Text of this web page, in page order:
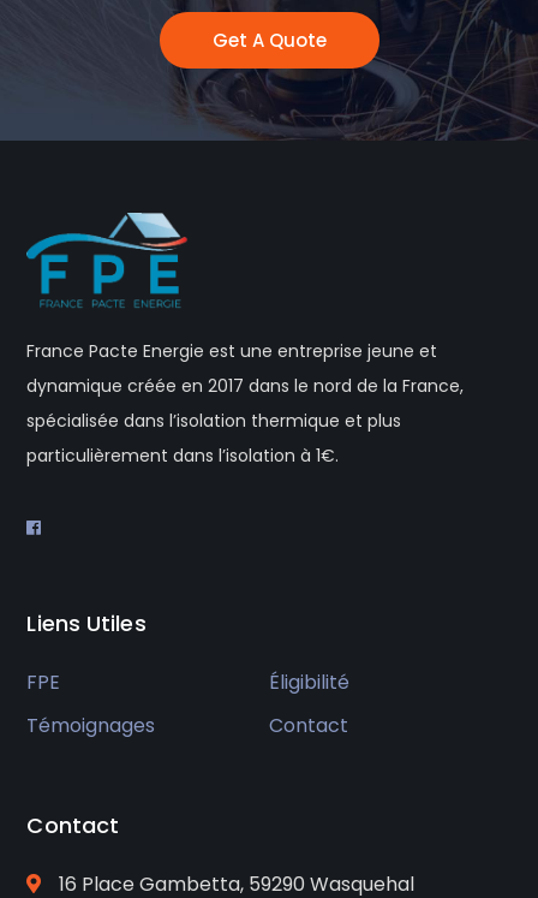
Get A Quote
France Pacte Energie est une entreprise jeune et
dynamique créée en 2017 dans le nord de la France,
spécialisée dans l’isolation thermique et plus
particulièrement dans l’isolation à 1€.
Liens Utiles
FPE
Éligibilité
Témoignages
Contact
Contact
16 Place Gambetta, 59290 Wasquehal